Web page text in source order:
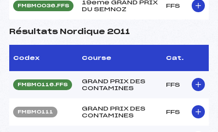
FMBM0036.FFS
19eme GRAND PRIX
DU SEMNOZ
FFS
Résultats Nordique 2011
Codex Course Cat.
FMBM0116.FFS
GRAND PRIX DES
CONTAMINES
FFS
FMBM0111
GRAND PRIX DES
CONTAMINES
FFS